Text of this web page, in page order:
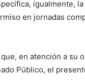
igualmente,
en jornadas
en atención a su
Público, el